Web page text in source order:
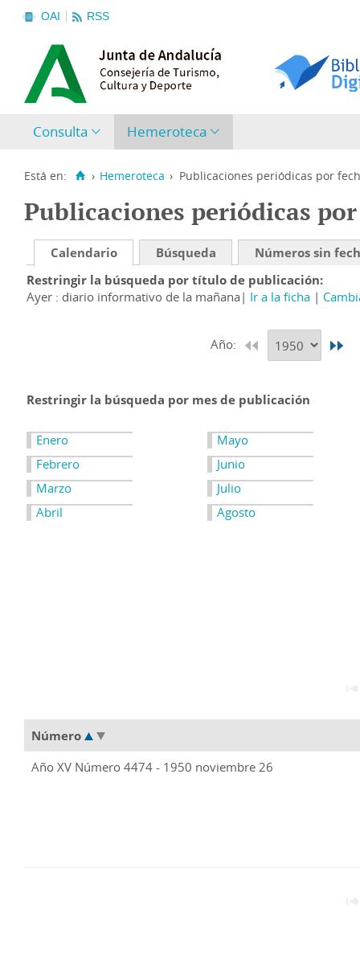
OAI RSS
Consulta Hemeroteca
Está en: › Hemeroteca › Publicaciones periódicas por
Publicaciones periódicas
Calendario Búsqueda
Números sin
Restringir la búsqueda por título de publicación
Ayer : diario informativo de la mañana
Ir a la ficha
Año:
Restringir la búsqueda por mes de publicación
Enero
Febrero
Marzo
Abril
Mayo
Junio
Julio
Agosto
Número
Año XV Número 4474 - 1950 noviembre 26